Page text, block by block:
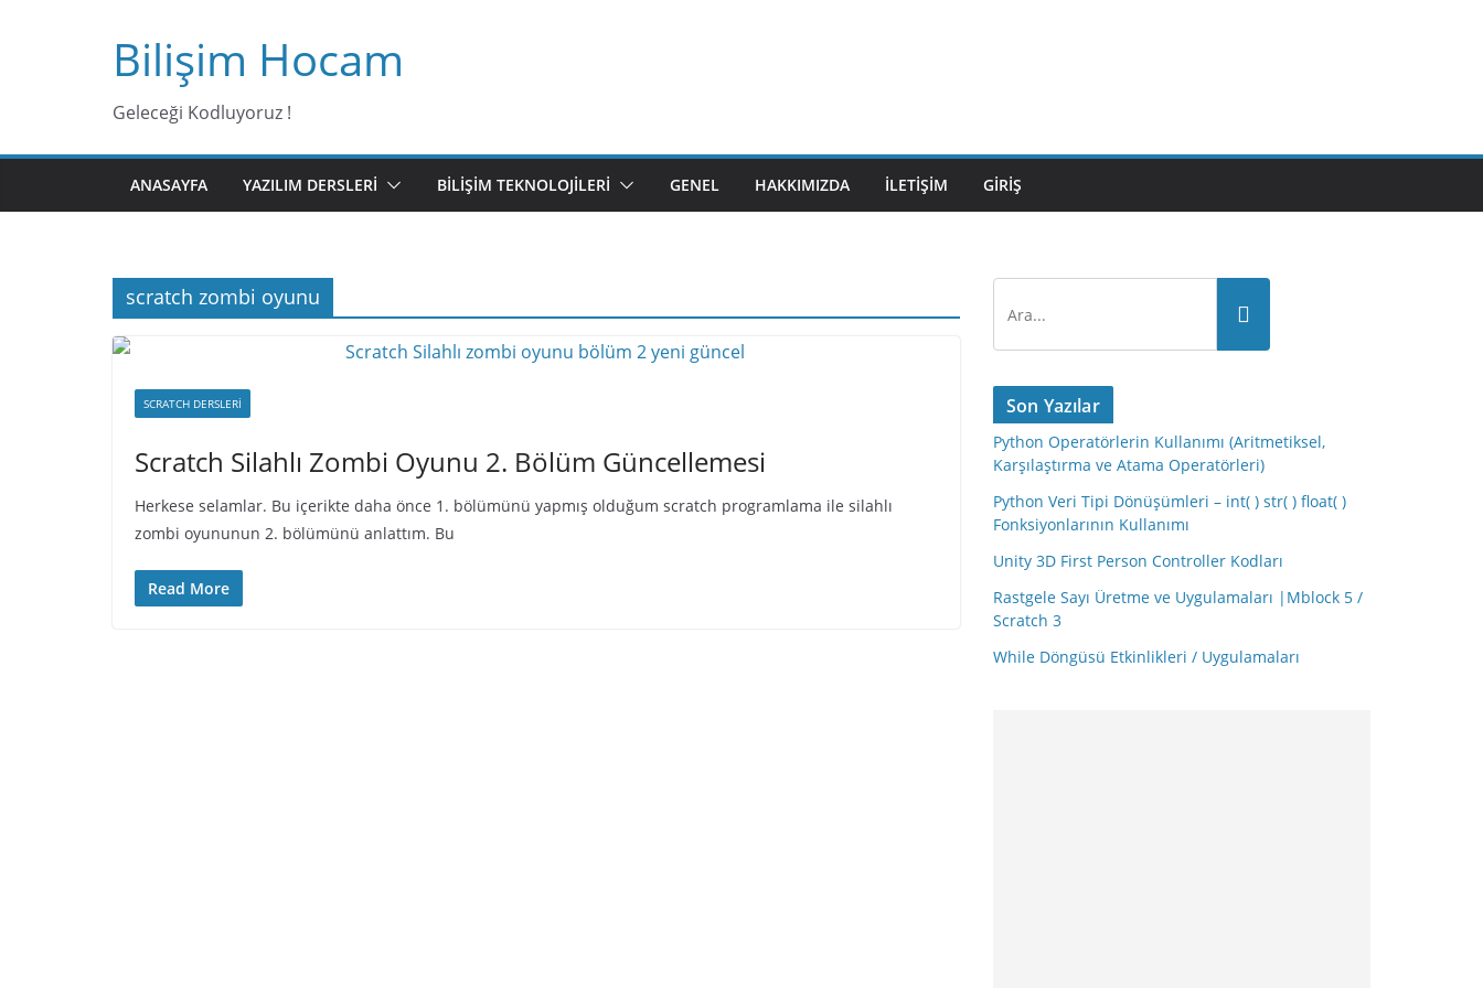
Bilişim Hocam
Geleceği Kodluyoruz !
ANASAYFA YAZILIM DERSLERI BILIŞIM TEKNOLOJILERI GENEL HAKKIMIZDA İLETIŞIM GIRIŞ
scratch zombi oyunu
SCRATCH DERSLERI
Scratch Silahlı Zombi Oyunu 2. Bölüm Güncellemesi
Herkese selamlar. Bu içerikte daha önce 1. bölümünü yapmış olduğum scratch programlama ile silahlı
zombi oyununun 2. bölümünü anlattım. Bu
Read More
Son Yazılar
Python Operatörlerin Kullanımı (Aritmetiksel,
Karşılaştırma ve Atama Operatörleri)
Python Veri Tipi Dönüşümleri – int( ) str( ) float( )
Fonksiyonlarının Kullanımı
Unity 3D First Person Controller Kodları
Rastgele Sayı Üretme ve Uygulamaları |Mblock 5 /
Scratch 3
While Döngüsü Etkinlikleri / Uygulamaları